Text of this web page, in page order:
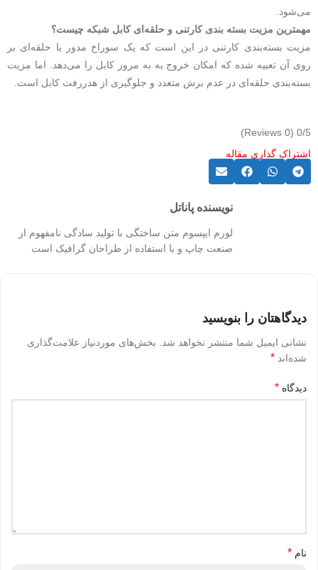
می‌شود.
مهمترین مزیت بسته بندی کارتنی و حلقه‌ای کابل شبکه چیست؟
مزیت بسته‌بندی کارتنی در این است که یک سوراخ مدور یا حلقه‌ای بر
روی آن تعبیه شده که امکان خروج به به مرور کابل را می‌دهد. اما مزیت
بسته‌بندی حلقه‌ای در عدم برش متعدد و جلوگیری از هدررفت کابل است.
0/5
(0 Reviews)
اشتراک گذاری مقاله
نویسنده پاناتل
لورم ایپسوم متن ساختگی با تولید سادگی نامفهوم از
صنعت چاپ و با استفاده از طراحان گرافیک است
دیدگاهتان را بنویسید
نشانی ایمیل شما منتشر نخواهد شد.
بخش‌های موردنیاز علامت‌گذاری
شده‌اند *
دیدگاه *
نام *